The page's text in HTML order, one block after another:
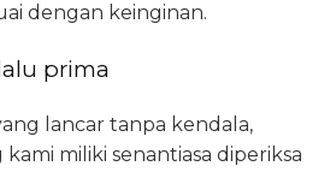
dengan keinginan.
prima
lancar tanpa kendala,
miliki senantiasa diperiksa